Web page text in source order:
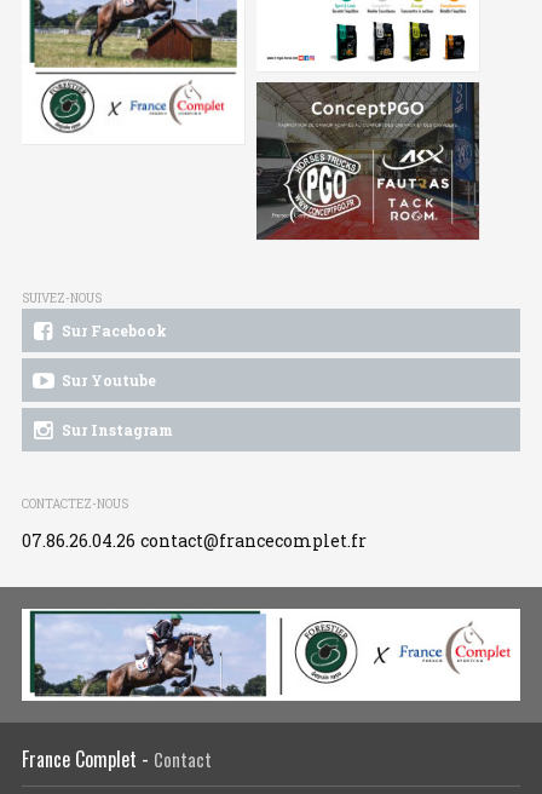
SUIVEZ-NOUS
Sur Facebook
Sur Youtube
Sur Instagram
CONTACTEZ-NOUS
07.86.26.04.26 contact@francecomplet.fr
France Complet - Contact